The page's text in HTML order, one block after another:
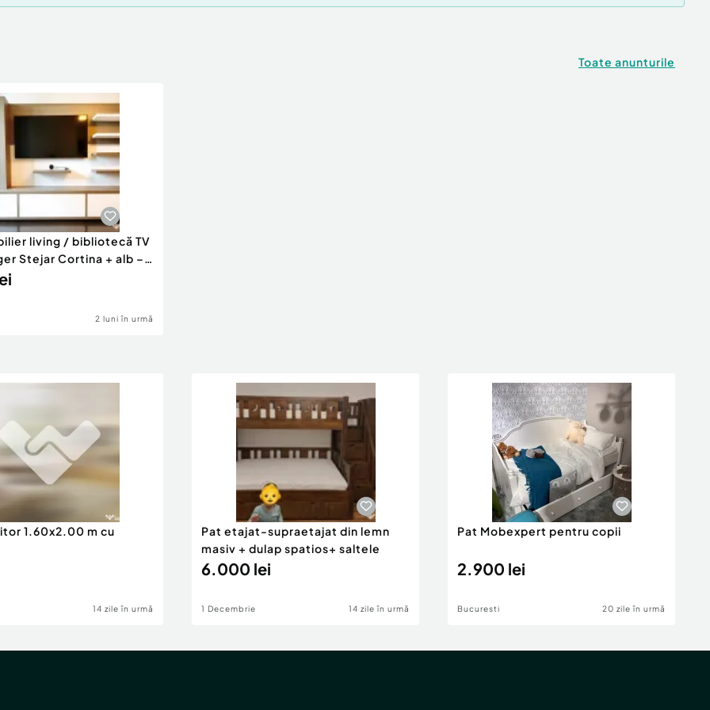
de utilizare.
(se poate elimna
modern;
(la cerere).
in pliantul original
o descriere a Gamei
de depozitare de
sau in cutii cu
Toate anunturile
living / bibliotecă TV
Stejar Cortina + alb –
2 luni în urmă
1.60x2.00 m cu
14 zile în urmă
Pat etajat-supraetajat din lemn
masiv + dulap spatios+ saltele
6.000 lei
1 Decembrie 14 zile în urmă
Pat Mobexpert pentru copii
2.900 lei
Bucuresti 20 zile în urmă